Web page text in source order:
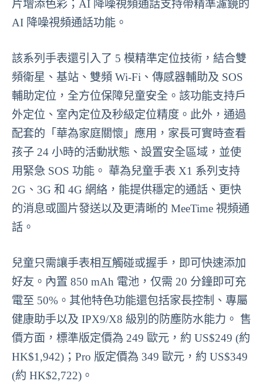
片增添色彩；AI 降噪視頻通話支持帶精準濾鏡的
AI 降噪視頻通話功能。
該系列手表還引入了 5 模精準定位技術，結合雙
頻衛星、基站、雙頻 Wi-Fi、傳感器輔助及 SOS
輔助定位，全方位保障兒童安全。該功能支持戶
外定位、室內定位及秒級定位精度。此外，通過
配套的「華為家庭關懷」應用，家長可實時查看
孩子 24 小時的活動狀態、設置安全區域，並使
用緊急 SOS 功能。 華為兒童手表 X1 系列支持
2G、3G 和 4G 網絡，能提供穩定的通話、更快
的消息或圖片發送以及更清晰的 MeeTime 視頻通
話。
兒童只需讓手表相互觸碰或握手，即可快速添加
好友。內置 850 mAh 電池，仅需 20 分鐘即可充
電至 50%。其他特色功能還包括家長控制、專屬
健康助手以及 IPX9/X8 級別的防塵防水能力。 售
價方面，標準版定價為 249 歐元，約 US$249 (約
HK$1,942)；Pro 版定價為 349 歐元，約 US$349
(約 HK$2,722)。